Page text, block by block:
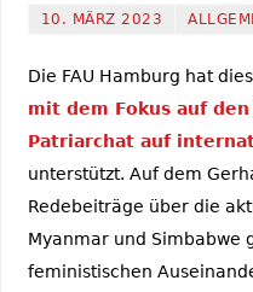
10. MÄRZ 2023
Die FAU Hamburg hat
mit dem Fokus auf
Patriarchat auf
unterstützt. Auf dem
Redebeiträge über die
Myanmar und Simbabwe
feministischen